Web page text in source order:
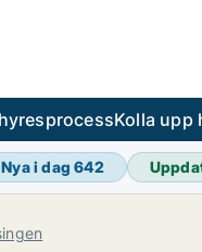
Kolla upp
Nya i dag642